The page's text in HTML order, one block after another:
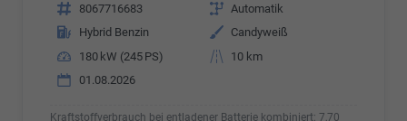
Fahrzeugnr. 8067716683 Getriebe Automatik
Kraftstoff
Hybrid Benzin Außenfarbe
Candyweiß
Leistung
180 kW (245 PS) Kilometerstand
10 km
01.08.2026
Kraftstoffverbrauch bei entladener Batterie kombiniert:7,70